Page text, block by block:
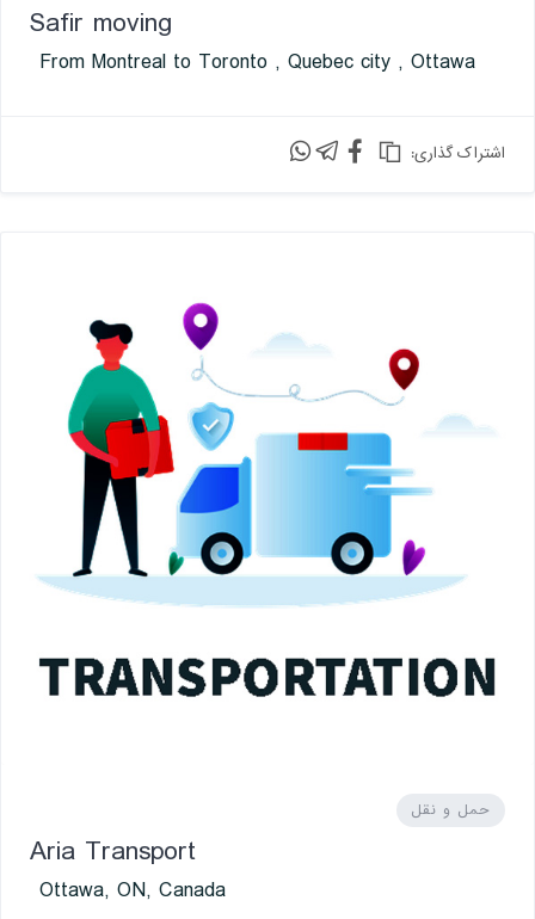
Safir moving
From Montreal to Toronto , Quebec city , Ottawa
:اشتراک گذاری
حمل و نقل
Aria Transport
Ottawa, ON, Canada